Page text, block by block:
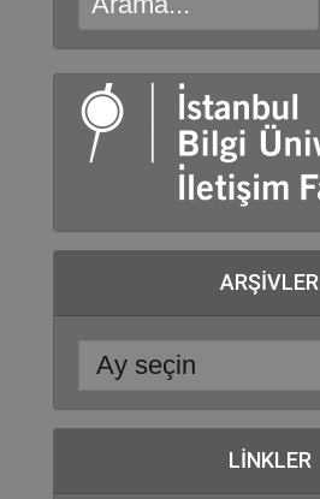
ARŞIVLER
LINKLER